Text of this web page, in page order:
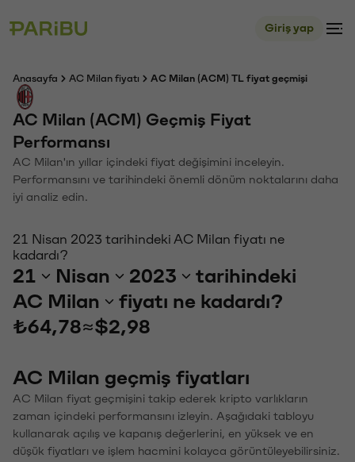
Giriş yap
Anasayfa AC Milan fiyatı AC Milan (ACM) TL fiyat geçmişi
AC Milan (ACM) Geçmiş Fiyat
Performansı
AC Milan'ın yıllar içindeki fiyat değişimini inceleyin.
Performansını ve tarihindeki önemli dönüm noktalarını daha
iyi analiz edin.
21 Nisan 2023 tarihindeki AC Milan fiyatı ne
kadardı?
21 Nisan 2023
tarihindeki
AC Milan
fiyatı ne kadardı?
₺64,78≈$2,98
AC Milan geçmiş fiyatları
AC Milan fiyat geçmişini takip ederek kripto varlıkların
zaman içindeki performansını izleyin. Aşağıdaki tabloyu
kullanarak açılış ve kapanış değerlerini, en yüksek ve en
düşük fiyatları ve işlem hacmini kolayca görüntüleyebilirsiniz.